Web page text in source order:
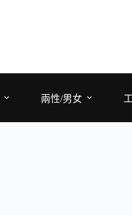
兩性/男女